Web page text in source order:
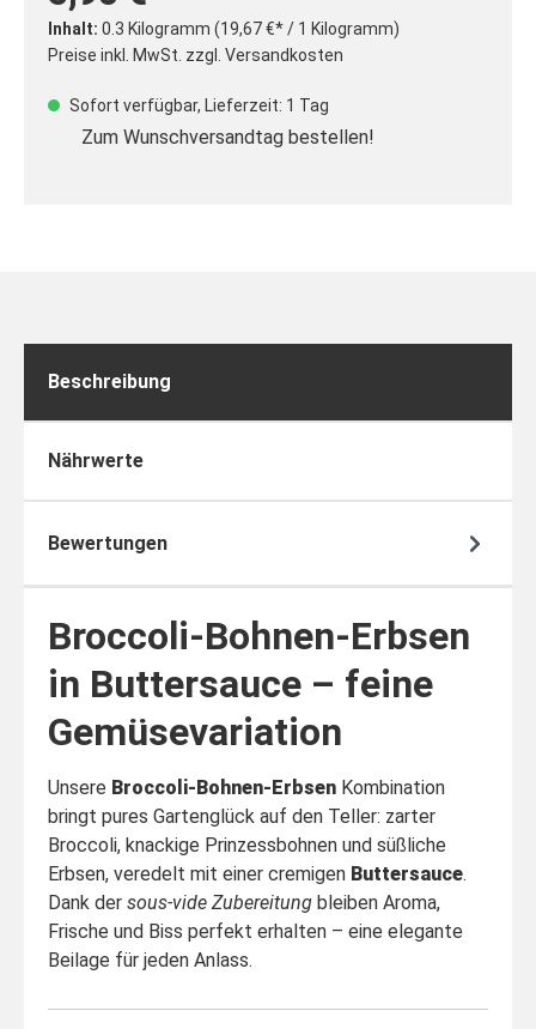
Inhalt: 0.3 Kilogramm (19,67 €* / 1 Kilogramm)
Preise inkl. MwSt. zzgl. Versandkosten
Sofort verfügbar, Lieferzeit: 1 Tag
Zum Wunschversandtag bestellen!
Beschreibung
Nährwerte
Bewertungen
Broccoli-Bohnen-Erbsen
in Buttersauce – feine
Gemüsevariation
Unsere Broccoli-Bohnen-Erbsen Kombination
bringt pures Gartenglück auf den Teller: zarter
Broccoli, knackige Prinzessbohnen und süßliche
Erbsen, veredelt mit einer cremigen Buttersauce.
Dank der sous-vide Zubereitung bleiben Aroma,
Frische und Biss perfekt erhalten – eine elegante
Beilage für jeden Anlass.